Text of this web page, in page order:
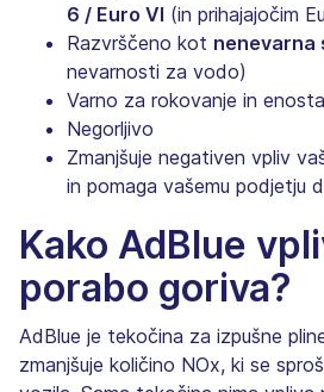
6 / Euro VI (in prihajajočim
Razvrščeno kot nenevarna
nevarnosti za vodo)
Varno za rokovanje in
Negorljivo
Zmanjšuje negativen vpliv
in pomaga vašemu podjetju
Kako AdBlue
porabo goriva?
AdBlue je tekočina za izpušne
zmanjšuje količino NOx, ki se